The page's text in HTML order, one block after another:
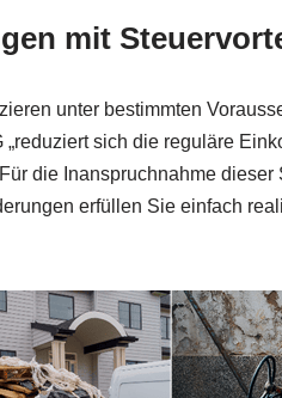
mit
unter bestimmten
sich die reguläre
die Inanspruchnahme
erfüllen Sie einfach